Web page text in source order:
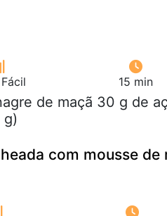
15 min
de maçã 30 g de
com mousse de